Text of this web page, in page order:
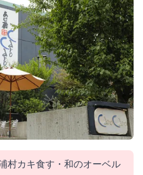
村カキ食す・和のオーベル